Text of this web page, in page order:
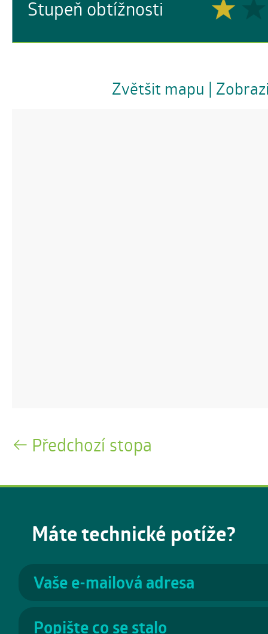
Stupeň obtížnosti
Zvětšit mapu |
Předchozí stopa
Máte technické potíže?